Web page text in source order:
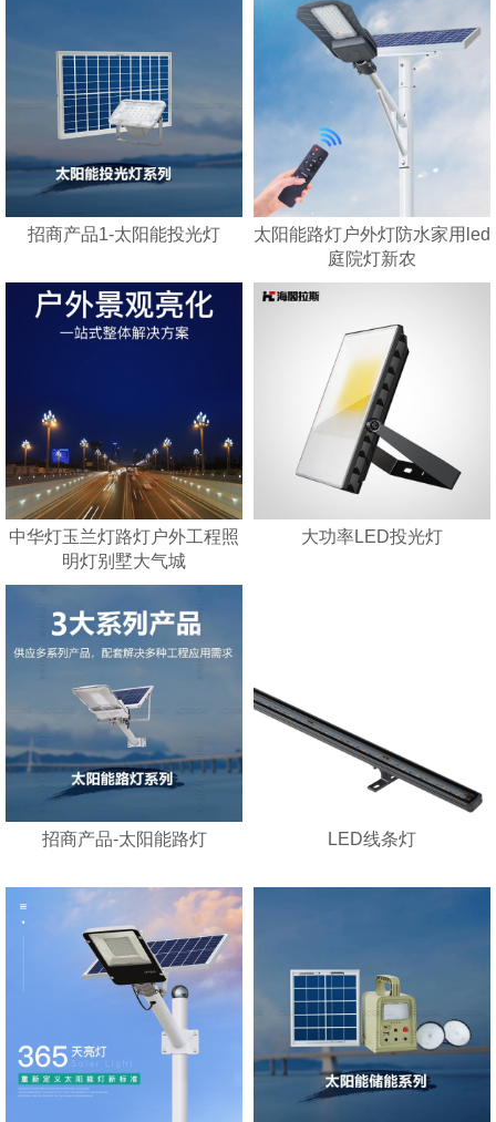
招商产品1-太阳能投光灯
太阳能路灯户外灯防水家用led
庭院灯新农
中华灯玉兰灯路灯户外工程照
明灯别墅大气城
​大功率LED投光灯
招商产品-太阳能路灯 LED线条灯